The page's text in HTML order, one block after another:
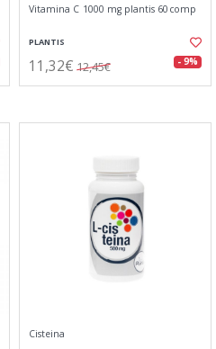
Vitamina C 1000 mg plantis 60comp
PLANTIS
11,32€ 12,45€ - 9%
Cisteina